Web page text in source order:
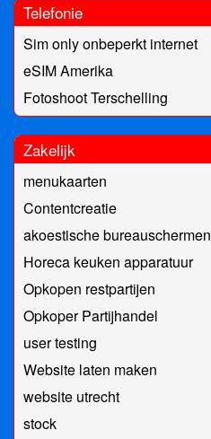
Telefonie
Sim only onbeperkt internet
eSIM Amerika
Fotoshoot Terschelling
Zakelijk
menukaarten
Contentcreatie
akoestische bureauschermen
Horeca keuken apparatuur
Opkopen restpartijen
Opkoper Partijhandel
user testing
Website laten maken
website utrecht
stock